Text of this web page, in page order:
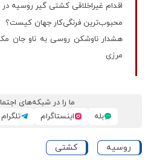
اقدام غیراخلاقی کشتی گیر روسیه
محبوب‌ترین فرنگی‌کار جهان کیست؟
هشدار ناوشکن روسی به ناو جان
مرزی
ما را در شبکه‌های
بله
اینستاگرام تلگرام
روسیه کشتی